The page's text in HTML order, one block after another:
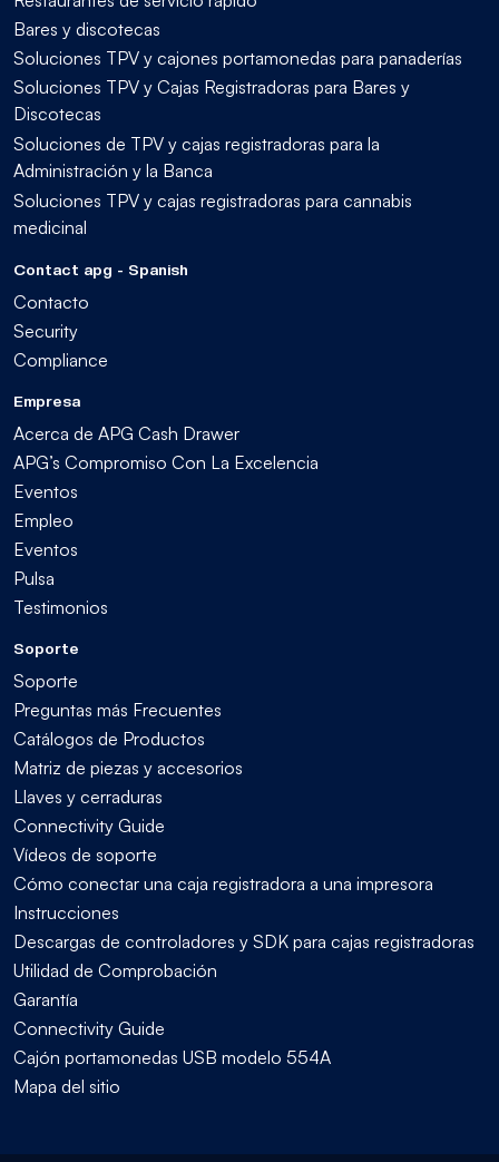
Bares y discotecas
Soluciones TPV y cajones portamonedas para panaderías
Soluciones TPV y Cajas Registradoras para Bares y
Discotecas
Soluciones de TPV y cajas registradoras para la
Administración y la Banca
Soluciones TPV y cajas registradoras para cannabis
medicinal
Contact apg - Spanish
Contacto
Security
Compliance
Empresa
Acerca de APG Cash Drawer
APG’s Compromiso Con La Excelencia
Eventos
Empleo
Eventos
Pulsa
Testimonios
Soporte
Soporte
Preguntas más Frecuentes
Catálogos de Productos
Matriz de piezas y accesorios
Llaves y cerraduras
Connectivity Guide
Vídeos de soporte
Cómo conectar una caja registradora a una impresora
Instrucciones
Descargas de controladores y SDK para cajas registradoras
Utilidad de Comprobación
Garantía
Connectivity Guide
Cajón portamonedas USB modelo 554A
Mapa del sitio